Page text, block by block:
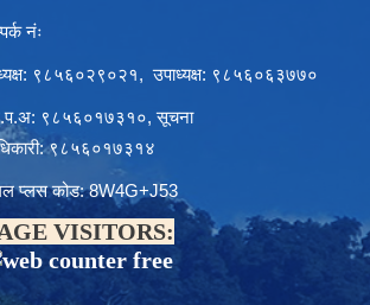
नंः
९८५६०२९०२१, उपाध्यक्ष: ९८५६०६३७७०
९८५६०१७३१०, सूचना
९८५६०१७३१४
प्लस कोड: 8W4G+J53
VISITORS: